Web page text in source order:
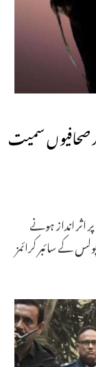
صحافیوں سمیت
اثر انداز ہونے
کے سائبر کرائمز